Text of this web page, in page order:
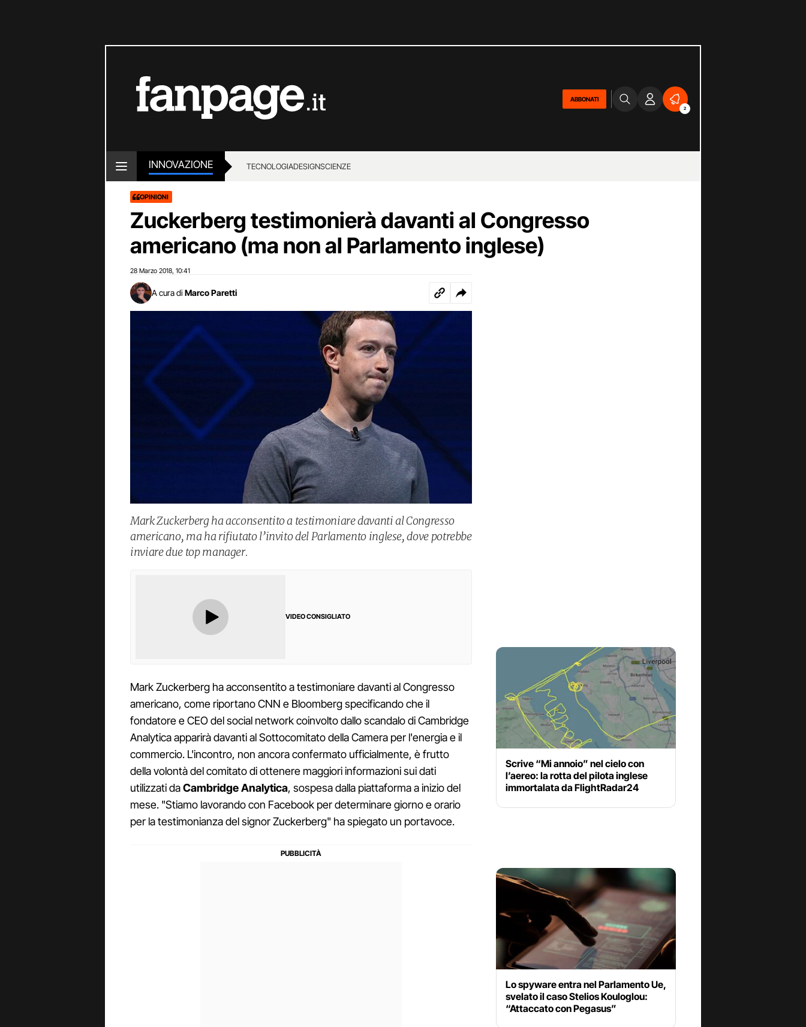
ABBONATI
2
INNOVAZIONE TECNOLOGIADESIGNSCIENZE
OPINIONI
Zuckerberg testimonierà davanti al Congresso
americano (ma non al Parlamento inglese)
28 Marzo 2018 10:41
A cura di Marco Paretti
Mark Zuckerberg ha acconsentito a testimoniare davanti al Congresso
americano, ma ha rifiutato l’invito del Parlamento inglese, dove potrebbe
inviare due top manager.
VIDEO CONSIGLIATO
Mark Zuckerberg ha acconsentito a testimoniare davanti al Congresso
americano, come riportano CNN e Bloomberg specificando che il
fondatore e CEO del social network coinvolto dallo scandalo di Cambridge
Analytica apparirà davanti al Sottocomitato della Camera per l'energia e il
commercio. L'incontro, non ancora confermato ufficialmente, è frutto
della volontà del comitato di ottenere maggiori informazioni sui dati
utilizzati daCambridge Analytica, sospesa dalla piattaforma a inizio del
mese. "Stiamo lavorando con Facebook per determinare giorno e orario
per la testimonianza del signor Zuckerberg" ha spiegato un portavoce.
Scrive “Mi annoio” nel cielo con
l’aereo: la rotta del pilota inglese
immortalata da FlightRadar24
Lo spyware entra nel Parlamento Ue,
svelato il caso Stelios Kouloglou:
“Attaccato con Pegasus”